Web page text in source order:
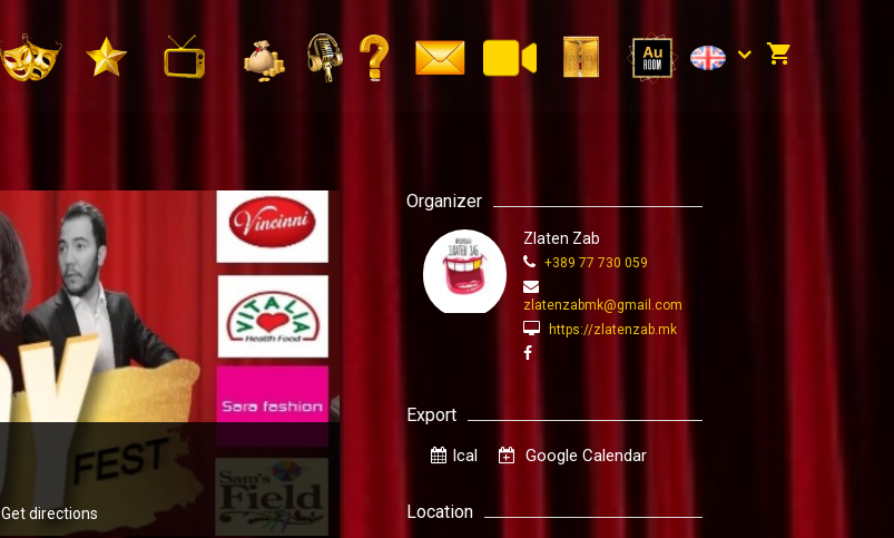
Get directions
Organizer
Zlaten Zab
+389 77 730 059
zlatenzabmk@gmail.com
https://zlatenzab.mk
Export
Ical Google Calendar
Location